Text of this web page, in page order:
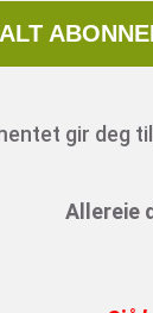
gir deg
Allereie